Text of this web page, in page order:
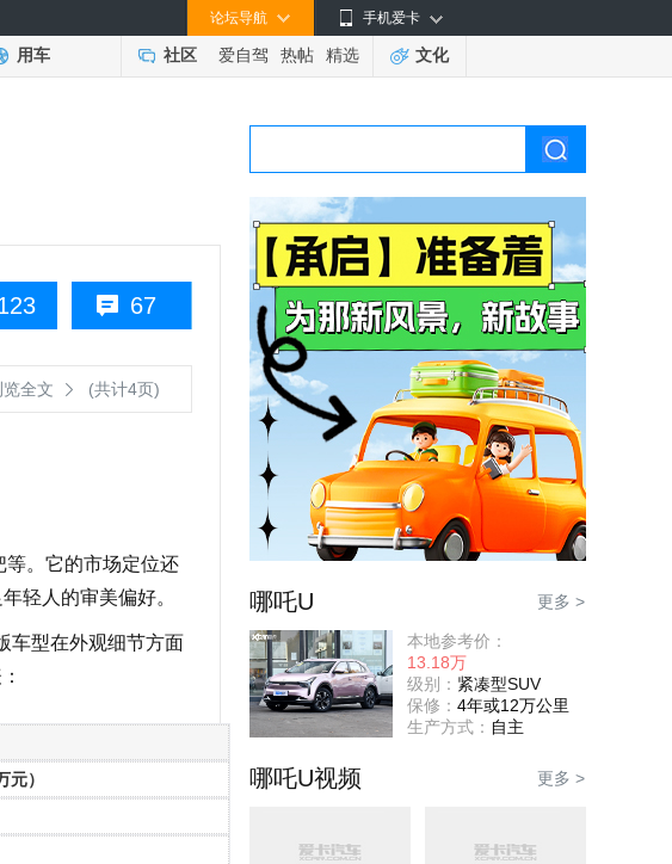
手机爱卡
论坛导航
用车 社区 爱自驾 热帖 精选 文化
67
览全文 (共计4页)
。它的市场定位还
轻人的审美偏好。
车型在外观细节方面
）
哪吒U 更多 >
本地参考价：
13.18万
级别： 紧凑型SUV
保修： 4年或12万公里
生产方式： 自主
哪吒U视频 更多 >